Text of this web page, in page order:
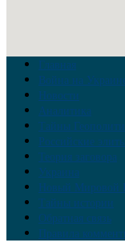
Главная
Война на Украине
Новости
Аналитика
Тайны
Российские элиты
Теория заговора
Украина
Новый Мировой
Тайны истории
Обратная связь
Правила